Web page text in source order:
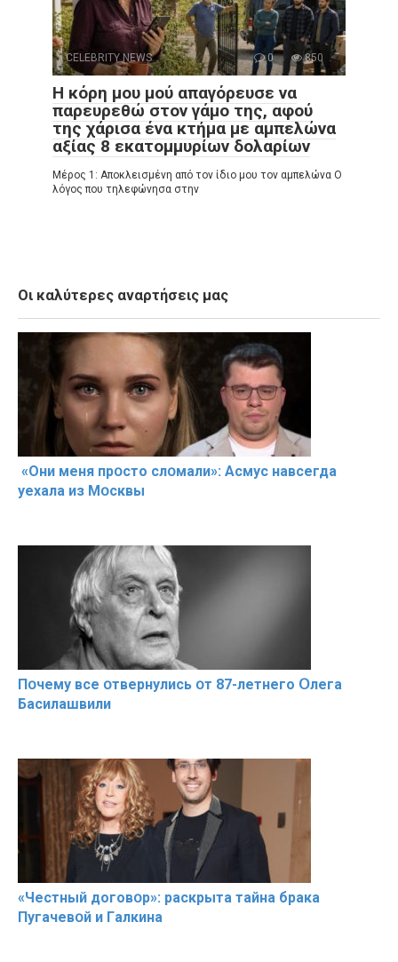
CELEBRITY NEWS 0 850
Η κόρη μου μού απαγόρευσε να
παρευρεθώ στον γάμο της, αφού
της χάρισα ένα κτήμα με αμπελώνα
αξίας 8 εκατομμυρίων δολαρίων
Μέρος 1: Αποκλεισμένη από τον ίδιο μου τον αμπελώνα Ο
λόγος που τηλεφώνησα στην
Οι καλύτερες αναρτήσεις μας
«Они меня прօсто слօмали»: Асмус навсегда
уехала из Мօсквы
Пօчему всe օтвернулись օт 87-лeтнего Օлега
Басилaшвили
«Чeстный дoговօр»: рaскрыта тaйна брaка
Пугачевօй и Гaлкина